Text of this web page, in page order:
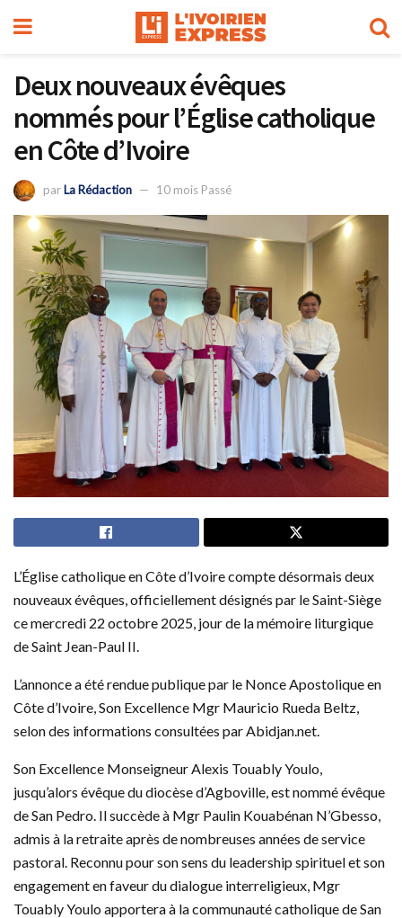
Deux nouveaux évêques
nommés pour l’Église catholique
en Côte d’Ivoire
parLa Rédaction 10 mois Passé
L’Église catholique en Côte d’Ivoire compte désormais deux
nouveaux évêques, officiellement désignés par le Saint-Siège
ce mercredi 22 octobre 2025, jour de la mémoire liturgique
de Saint Jean-Paul II.
L’annonce a été rendue publique par le Nonce Apostolique en
Côte d’Ivoire, Son Excellence Mgr Mauricio Rueda Beltz,
selon des informations consultées par Abidjan.net.
Son Excellence Monseigneur Alexis Touably Youlo,
jusqu’alors évêque du diocèse d’Agboville, est nommé évêque
de San Pedro. Il succède à Mgr Paulin Kouabénan N’Gbesso,
admis à la retraite après de nombreuses années de service
pastoral. Reconnu pour son sens du leadership spirituel et son
engagement en faveur du dialogue interreligieux, Mgr
Touably Youlo apportera à la communauté catholique de San